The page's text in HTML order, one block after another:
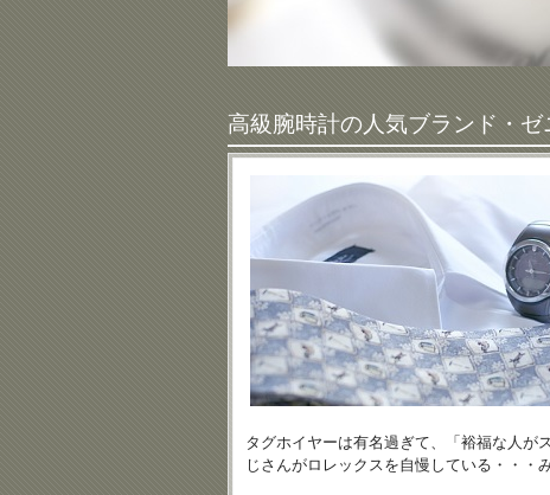
高級腕時計の人気ブランド・ゼ
タグホイヤーは有名過ぎて、「裕福な人が
じさんがロレックスを自慢している・・・